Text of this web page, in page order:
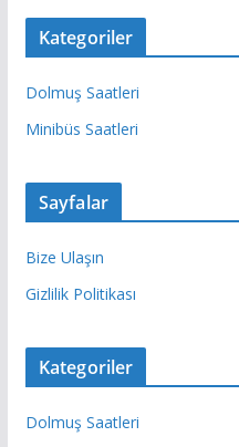
Kategoriler
Dolmuş Saatleri
Minibüs Saatleri
Sayfalar
Bize Ulaşın
Gizlilik Politikası
Kategoriler
Dolmuş Saatleri